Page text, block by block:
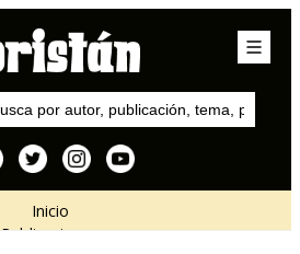
Inicio
Publicaciones